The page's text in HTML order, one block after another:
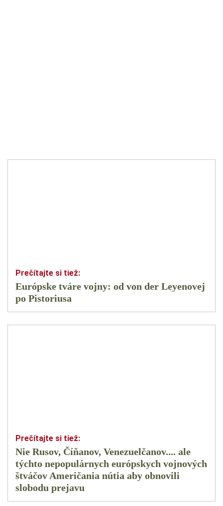
Európske tváre vojny: od von der Leyenovej
po Pistoriusa
Nie Rusov, Číňanov, Venezuelčanov.... ale
týchto nepopulárnych európskych vojnových
štváčov Američania nútia aby obnovili
slobodu prejavu